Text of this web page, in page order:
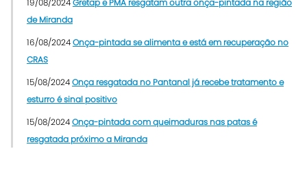
19/08/2024Gretap e PMA resgatam outra onça-pintada na região
de Miranda
16/08/2024Onça-pintada se alimenta e está em recuperação no
CRAS
15/08/2024Onça resgatada no Pantanal já recebe tratamento e
esturro é sinal positivo
15/08/2024Onça-pintada com queimaduras nas patas é
resgatada próximo a Miranda